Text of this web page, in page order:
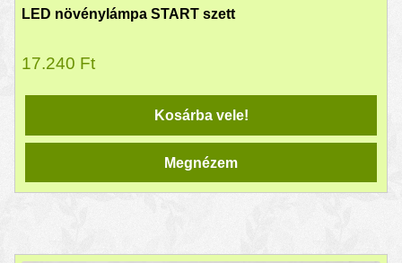
LED növénylámpa START szett
17.240 Ft
Kosárba vele!
Megnézem